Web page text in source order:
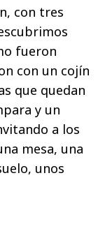
con tres
fueron
con un cojín
que quedan
y un
a los
mesa, una
unos